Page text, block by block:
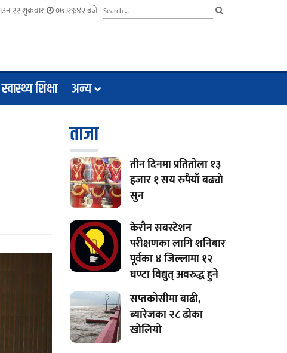
२२ शुक्रवार ०७:२९:४३ बजे
स्वास्थ्य शिक्षा अन्य
ताजा
तीन दिनमा प्रतितोला १३
हजार १ सय रुपैयाँ बढ्यो
सुन
केरौन सबस्टेशन
परीक्षणका लागि शनिबार
पूर्वका ४ जिल्लामा १२
घण्टा विद्युत् अवरुद्ध हुने
सप्तकोसीमा बाढी,
ब्यारेजका २८ ढोका
खोलियो